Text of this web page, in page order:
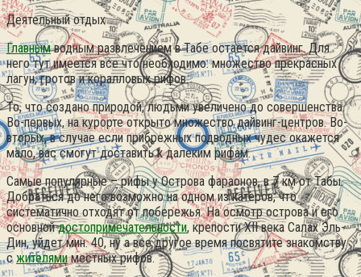
Деятельный отдых
Главнымводным развлечением в Табе остается дайвинг. Для
него тут имеется все что необходимо: множество прекрасных
лагун, гротов и коралловых рифов.
То, что создано природой, людьми увеличено до совершенства.
Во-первых, на курорте открыто множество дайвинг-центров. Во-
вторых, в случае если прибрежных подводных чудес окажется
мало, вас смогут доставить к далеким рифам.
Самые популярные – рифы у Острова фараонов, в 7 км от Табы.
Добраться до него возможно на одном из катеров, что
систематично отходят от побережья. На осмотр острова и его
основнойдостопримечательности, крепости XII века Салах Эль-
Дин, уйдет мин. 40, ну а все другое время посвятите знакомству
сжителямиместных рифов.